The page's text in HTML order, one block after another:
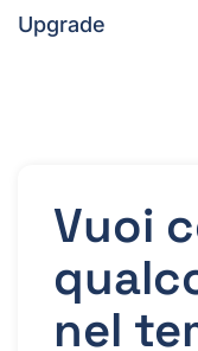
Upgrade
Vuoi
nel